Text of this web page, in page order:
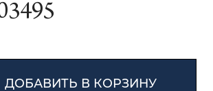
ДОБАВИТЬ В КОРЗИНУ